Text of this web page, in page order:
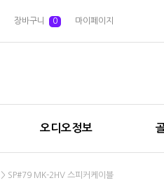
장바구니 0 마이페이지
오디오정보
> SP#79 MK-2HV 스피커케이블